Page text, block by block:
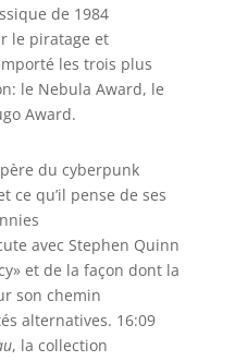
de 1984
le piratage et
les trois plus
le Nebula Award, le
Award.
du cyberpunk
ce qu’il pense de ses
avec Stephen Quinn
et de la façon dont la
son chemin
alternatives. 16:09
, la collection